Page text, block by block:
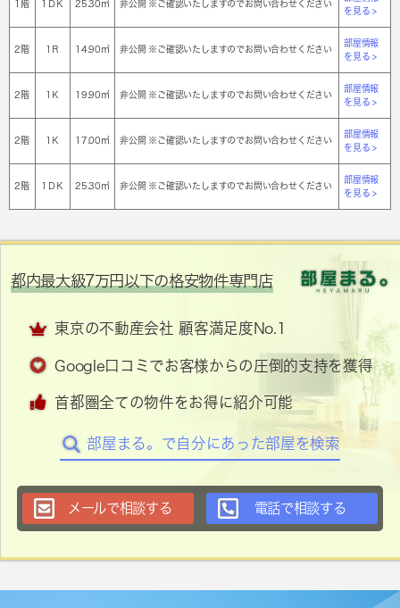
1階 1ＤＫ 25.30㎡ 非公開 ※ご確認いたしますのでお問い合わせください
を見る >
2階 1Ｒ 14.90㎡ 非公開 ※ご確認いたしますのでお問い合わせください
部屋情報
を見る >
2階 1Ｋ 19.90㎡ 非公開 ※ご確認いたしますのでお問い合わせください
部屋情報
を見る >
2階 1Ｋ 17.00㎡ 非公開 ※ご確認いたしますのでお問い合わせください
部屋情報
を見る >
2階 1ＤＫ 25.30㎡ 非公開 ※ご確認いたしますのでお問い合わせください
部屋情報
を見る >
都内最大級7万円以下の格安物件専門店
東京の不動産会社 顧客満足度No.1
Google口コミでお客様からの圧倒的支持を獲得
首都圏全ての物件をお得に紹介可能
部屋まる。で自分にあった部屋を検索
メールで相談する 電話で相談する